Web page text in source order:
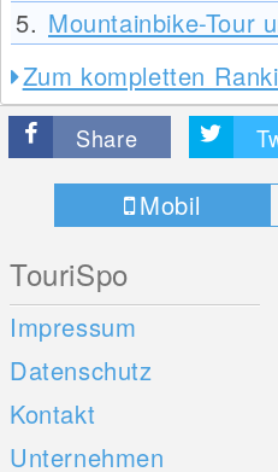
5. Mountainbike-Tour
Zum kompletten
Share
Mobil
TouriSpo
Impressum
Datenschutz
Kontakt
Unternehmen